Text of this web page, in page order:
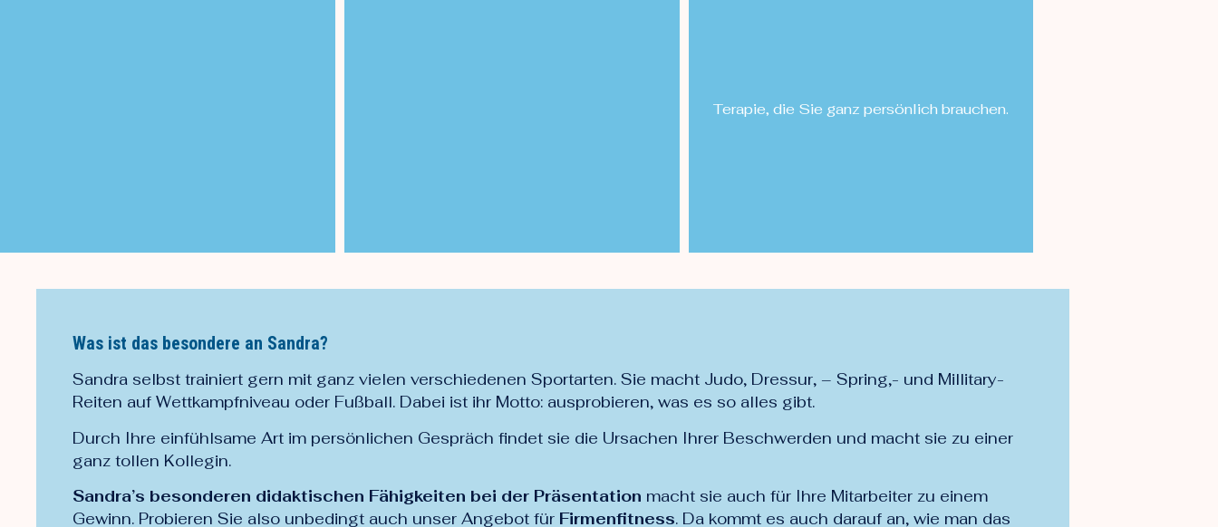
Terapie, die Sie ganz persönlich brauchen.
Was ist das besondere an Sandra?
Sandra selbst trainiert gern mit ganz vielen verschiedenen Sportarten. Sie macht Judo, Dressur, – Spring,- und Millitary-
Reiten auf Wettkampfniveau oder Fußball. Dabei ist ihr Motto: ausprobieren, was es so alles gibt.
Durch Ihre einfühlsame Art im persönlichen Gespräch findet sie die Ursachen Ihrer Beschwerden und macht sie zu einer
ganz tollen Kollegin.
Sandra’s besonderen didaktischen Fähigkeiten bei der Präsentation macht sie auch für Ihre Mitarbeiter zu einem
Gewinn. Probieren Sie also unbedingt auch unser Angebot für Firmenfitness. Da kommt es auch darauf an, wie man das